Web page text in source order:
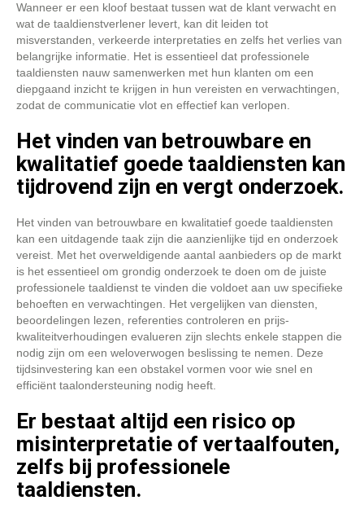
Wanneer er een kloof bestaat tussen wat de klant verwacht en
wat de taaldienstverlener levert, kan dit leiden tot
misverstanden, verkeerde interpretaties en zelfs het verlies van
belangrijke informatie. Het is essentieel dat professionele
taaldiensten nauw samenwerken met hun klanten om een
diepgaand inzicht te krijgen in hun vereisten en verwachtingen,
zodat de communicatie vlot en effectief kan verlopen.
Het vinden van betrouwbare en
kwalitatief goede taaldiensten kan
tijdrovend zijn en vergt onderzoek.
Het vinden van betrouwbare en kwalitatief goede taaldiensten
kan een uitdagende taak zijn die aanzienlijke tijd en onderzoek
vereist. Met het overweldigende aantal aanbieders op de markt
is het essentieel om grondig onderzoek te doen om de juiste
professionele taaldienst te vinden die voldoet aan uw specifieke
behoeften en verwachtingen. Het vergelijken van diensten,
beoordelingen lezen, referenties controleren en prijs-
kwaliteitverhoudingen evalueren zijn slechts enkele stappen die
nodig zijn om een weloverwogen beslissing te nemen. Deze
tijdsinvestering kan een obstakel vormen voor wie snel en
efficiënt taalondersteuning nodig heeft.
Er bestaat altijd een risico op
misinterpretatie of vertaalfouten,
zelfs bij professionele
taaldiensten.